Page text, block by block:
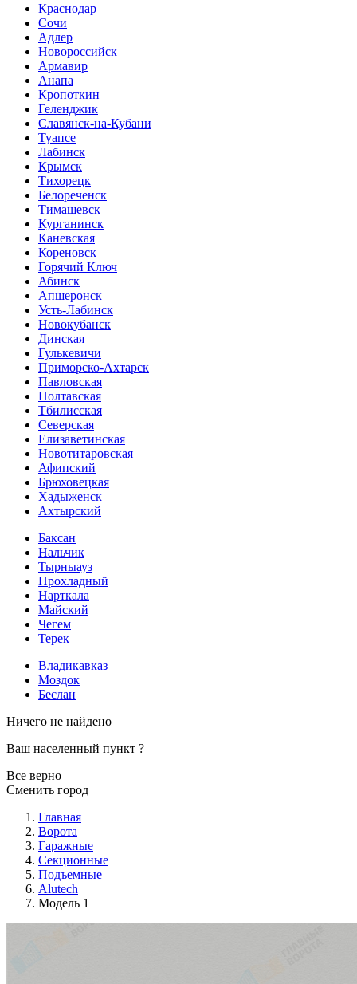
Краснодар
Сочи
Адлер
Новороссийск
Армавир
Анапа
Кропоткин
Геленджик
Славянск-на-Кубани
Туапсе
Лабинск
Крымск
Тихорецк
Белореченск
Тимашевск
Курганинск
Каневская
Кореновск
Горячий Ключ
Абинск
Апшеронск
Усть-Лабинск
Новокубанск
Динская
Гулькевичи
Приморско-Ахтарск
Павловская
Полтавская
Тбилисская
Северская
Елизаветинская
Новотитаровская
Афипский
Брюховецкая
Хадыженск
Ахтырский
Баксан
Нальчик
Тырныауз
Прохладный
Нарткала
Майский
Чегем
Терек
Владикавказ
Моздок
Беслан
Ничего не найдено
Ваш населенный пункт ?
Все верно
Сменить город
Главная
Ворота
Гаражные
Секционные
Подъемные
Alutech
Модель 1